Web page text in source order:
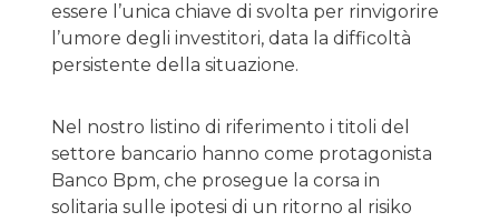
essere l’unica chiave di svolta per rinvigorire
l’umore degli investitori, data la difficoltà
persistente della situazione.
Nel nostro listino di riferimento i titoli del
settore bancario hanno come protagonista
Banco Bpm, che prosegue la corsa in
solitaria sulle ipotesi di un ritorno al risiko